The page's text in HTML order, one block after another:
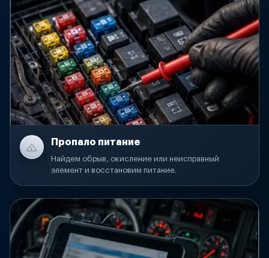
Пропало питание
Найдем обрыв, окисление или неисправный
элемент и восстановим питание.